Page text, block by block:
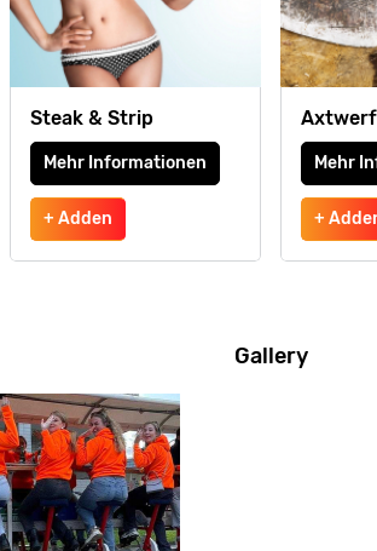
Steak & Strip
Mehr Informationen
+ Adden
Mehr
+
Gallery